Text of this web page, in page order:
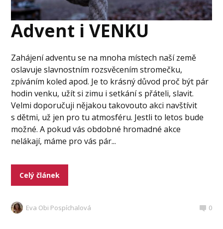
Advent i VENKU
Zahájení adventu se na mnoha místech naší země
oslavuje slavnostním rozsvěcením stromečku,
zpíváním koled apod. Je to krásný důvod proč být pár
hodin venku, užít si zimu i setkání s přáteli, slavit.
Velmi doporučuji nějakou takovouto akci navštívit
s dětmi, už jen pro tu atmosféru. Jestli to letos bude
možné. A pokud vás obdobné hromadné akce
nelákají, máme pro vás pár...
Celý článek
Eva Obi Pospíchalová 0